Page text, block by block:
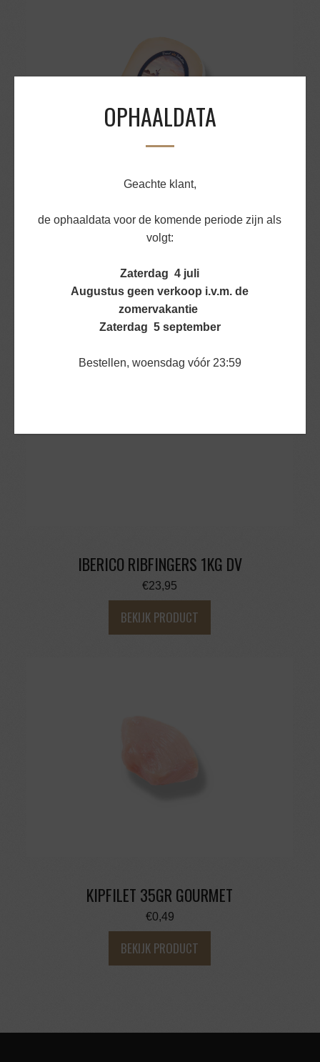
OPHAALDATA
Geachte klant,
de ophaaldata voor de komende periode zijn als
volgt:
Zaterdag 4 juli
Augustus geen verkoop i.v.m. de
zomervakantie
Zaterdag 5 september
Bestellen, woensdag vóór 23:59
GEITENKAAS HOLLANDS OUD CA 300GR
BEKIJK PRODUCT
IBERICO RIBFINGERS 1KG DV
€23,95
BEKIJK PRODUCT
KIPFILET 35GR GOURMET
€0,49
BEKIJK PRODUCT